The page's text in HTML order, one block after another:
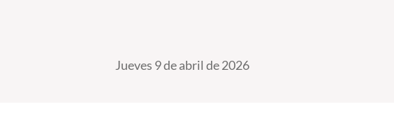
Jueves 9 de abril de 2026